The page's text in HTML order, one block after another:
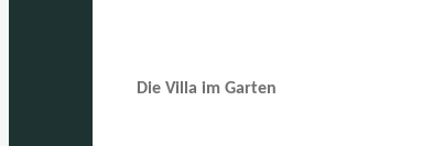
Die Villa im Garten